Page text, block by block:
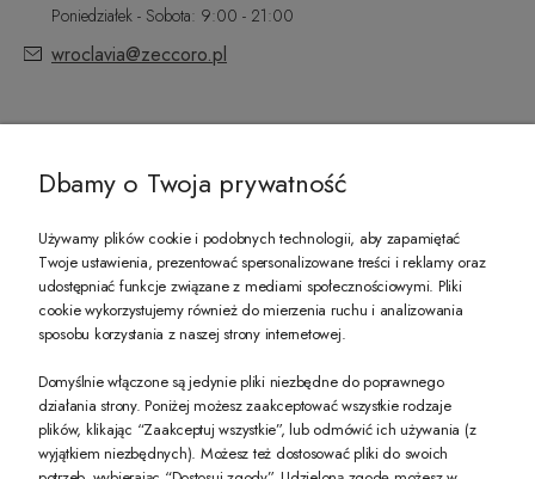
Poniedziałek - Sobota: 9:00 - 21:00
wroclavia@zeccoro.pl
PREZENT DLA CIEBIE!
-10% na pierwsze zakupy na zeccoro.pl Gdy zapiszesz się do naszego
Twoje dane będą przetwarzane zgodnie z nasząpolityką prywatności
Dbamy o Twoja prywatność
Używamy plików cookie i podobnych technologii, aby zapamiętać
Twoje ustawienia, prezentować spersonalizowane treści i reklamy oraz
udostępniać funkcje związane z mediami społecznościowymi. Pliki
cookie wykorzystujemy również do mierzenia ruchu i analizowania
sposobu korzystania z naszej strony internetowej.
Domyślnie włączone są jedynie pliki niezbędne do poprawnego
działania strony. Poniżej możesz zaakceptować wszystkie rodzaje
plików, klikając “Zaakceptuj wszystkie”, lub odmówić ich używania (z
wyjątkiem niezbędnych). Możesz też dostosować pliki do swoich